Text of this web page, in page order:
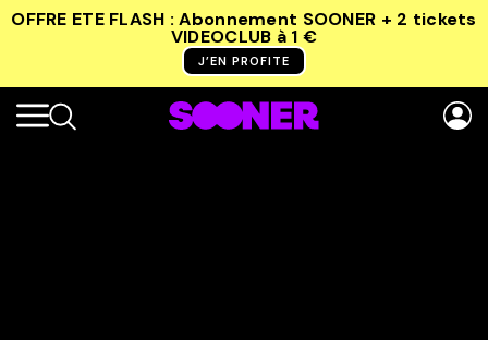
OFFRE ETE FLASH : Abonnement SOONER + 2 tickets
VIDEOCLUB à 1 €
J’EN PROFITE